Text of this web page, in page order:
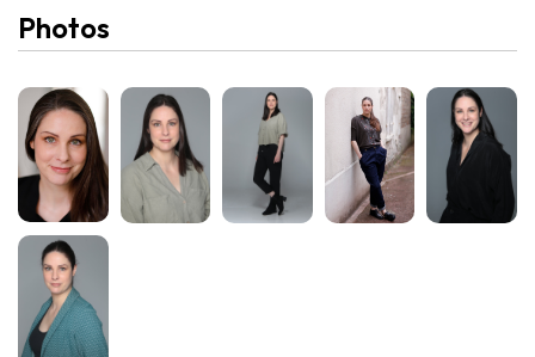
Photos